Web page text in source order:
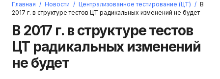
Войти
Регистрация
Прислать пароль
Главная / Новости / Централизованное тестирование (ЦТ) / В
2017 г. в структуре тестов ЦТ радикальных изменений не будет
В 2017 г. в структуре тестов
ЦТ радикальных изменений
не будет